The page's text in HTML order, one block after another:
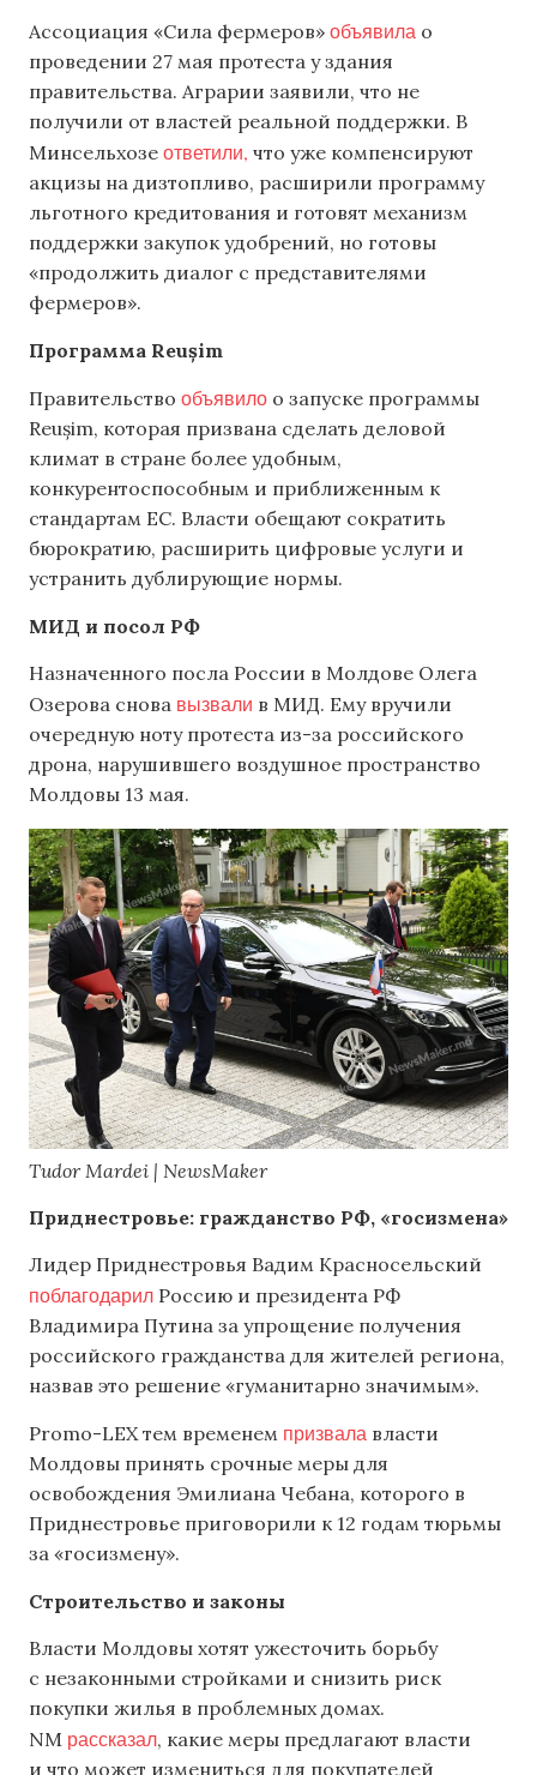
Ассоциация «Сила фермеров» объявила о
проведении 27 мая протеста у здания
правительства. Аграрии заявили, что не
получили от властей реальной поддержки. В
Минсельхозе ответили, что уже компенсируют
акцизы на дизтопливо, расширили программу
льготного кредитования и готовят механизм
поддержки закупок удобрений, но готовы
«продолжить диалог с представителями
фермеров».
Программа Reușim
Правительство объявило о запуске программы
Reușim, которая призвана сделать деловой
климат в стране более удобным,
конкурентоспособным и приближенным к
стандартам ЕС. Власти обещают сократить
бюрократию, расширить цифровые услуги и
устранить дублирующие нормы.
МИД и посол РФ
Назначенного посла России в Молдове Олега
Озерова снова вызвали в МИД. Ему вручили
очередную ноту протеста из-за российского
дрона, нарушившего воздушное пространство
Молдовы 13 мая.
Tudor Mardei | NewsMaker
Приднестровье: гражданство РФ, «госизмена»
Лидер Приднестровья Вадим Красносельский
поблагодарил Россию и президента РФ
Владимира Путина за упрощение получения
российского гражданства для жителей региона,
назвав это решение «гуманитарно значимым».
Promo-LEX тем временем призвала власти
Молдовы принять срочные меры для
освобождения Эмилиана Чебана, которого в
Приднестровье приговорили к 12 годам тюрьмы
за «госизмену».
Строительство и законы
Власти Молдовы хотят ужесточить борьбу
с незаконными стройками и снизить риск
покупки жилья в проблемных домах.
NM рассказал, какие меры предлагают власти
и что может измениться для покупателей